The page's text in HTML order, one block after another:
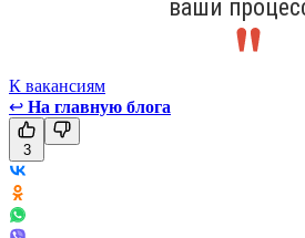
ваши
К вакансиям
↩ На главную блога
3